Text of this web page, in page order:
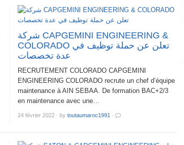
شركة CAPGEMINI ENGINEERING &
COLORADO تعلن عن حملة توظيف في
عدة تخصصات
RECRUTEMENT COLORADO CAPGEMINI
ENGINEERING COLORADO recrute un chef d’équipe
maintenance à AIN SEBAA. De formation BAC+2/3
en maintenance avec une…
24 février 2022 · by toutaumaroc1991 ·